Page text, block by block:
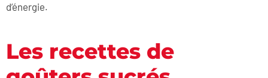
d’énergie.
Les recettes de